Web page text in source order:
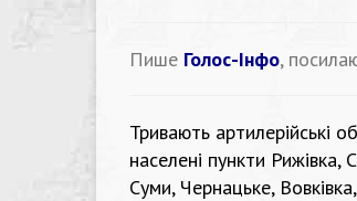
Пише Голос-Інфо,
Тривають артилерійські
населені пункти
Суми, Чернацьке,